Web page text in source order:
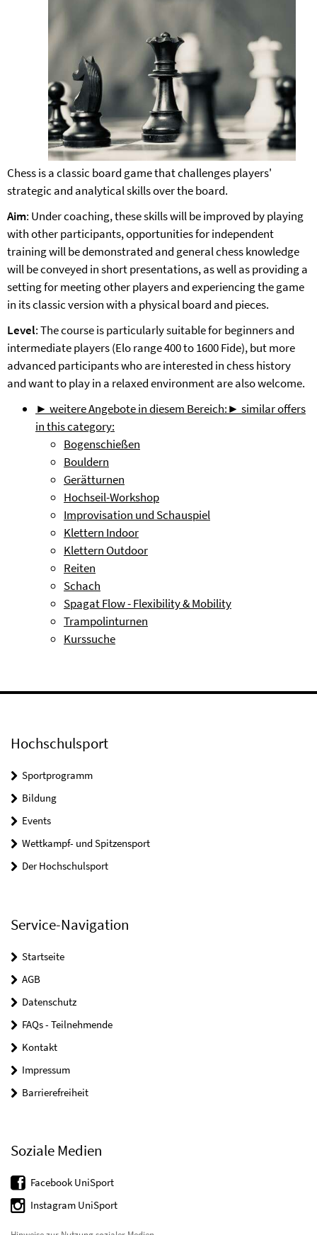
Chess is a classic board game that challenges players'
strategic and analytical skills over the board.
Aim: Under coaching, these skills will be improved by playing
with other participants, opportunities for independent
training will be demonstrated and general chess knowledge
will be conveyed in short presentations, as well as providing a
setting for meeting other players and experiencing the game
in its classic version with a physical board and pieces.
Level: The course is particularly suitable for beginners and
intermediate players (Elo range 400 to 1600 Fide), but more
advanced participants who are interested in chess history
and want to play in a relaxed environment are also welcome.
► weitere Angebote in diesem Bereich:► similar offers
in this category:
Bogenschießen
Bouldern
Gerätturnen
Hochseil-Workshop
Improvisation und Schauspiel
Klettern Indoor
Klettern Outdoor
Reiten
Schach
Spagat Flow - Flexibility & Mobility
Trampolinturnen
Kurssuche
Hochschulsport
Sportprogramm
Bildung
Events
Wettkampf- und Spitzensport
Der Hochschulsport
Service-Navigation
Startseite
AGB
Datenschutz
FAQs - Teilnehmende
Kontakt
Impressum
Barrierefreiheit
Soziale Medien
Facebook UniSport
Instagram UniSport